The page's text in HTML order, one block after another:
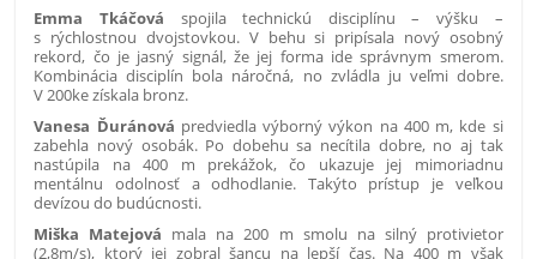
Emma Tkáčová spojila technickú disciplínu – výšku –
s rýchlostnou dvojstovkou. V behu si pripísala nový osobný
rekord, čo je jasný signál, že jej forma ide správnym smerom.
Kombinácia disciplín bola náročná, no zvládla ju veľmi dobre.
V 200ke získala bronz.
Vanesa Ďuránová predviedla výborný výkon na 400 m, kde si
zabehla nový osobák. Po dobehu sa necítila dobre, no aj tak
nastúpila na 400 m prekážok, čo ukazuje jej mimoriadnu
mentálnu odolnosť a odhodlanie. Takýto prístup je veľkou
devízou do budúcnosti.
Miška Matejová mala na 200 m smolu na silný protivietor
(2,8m/s), ktorý jej zobral šancu na lepší čas. Na 400 m však